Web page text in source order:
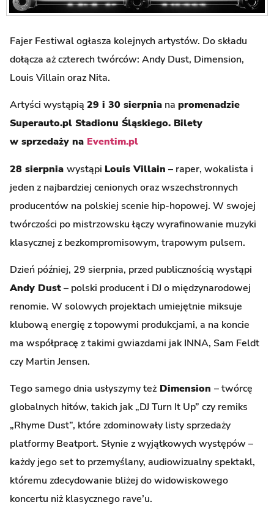
Fajer Festiwal ogłasza kolejnych artystów. Do składu
dołącza aż czterech twórców: Andy Dust, Dimension,
Louis Villain oraz Nita.
Artyści wystąpią 29 i 30 sierpnia na promenadzie
Superauto.pl Stadionu Śląskiego. Bilety
w sprzedaży na Eventim.pl
28 sierpnia wystąpi Louis Villain – raper, wokalista i
jeden z najbardziej cenionych oraz wszechstronnych
producentów na polskiej scenie hip-hopowej. W swojej
twórczości po mistrzowsku łączy wyrafinowanie muzyki
klasycznej z bezkompromisowym, trapowym pulsem.
Dzień później, 29 sierpnia, przed publicznością wystąpi
Andy Dust– polski producent i DJ o międzynarodowej
renomie. W solowych projektach umiejętnie miksuje
klubową energię z topowymi produkcjami, a na koncie
ma współpracę z takimi gwiazdami jak INNA, Sam Feldt
czy Martin Jensen.
Tego samego dnia usłyszymy też Dimension – twórcę
globalnych hitów, takich jak „DJ Turn It Up” czy remiks
„Rhyme Dust”, które zdominowały listy sprzedaży
platformy Beatport. Słynie z wyjątkowych występów –
każdy jego set to przemyślany, audiowizualny spektakl,
któremu zdecydowanie bliżej do widowiskowego
koncertu niż klasycznego rave’u.